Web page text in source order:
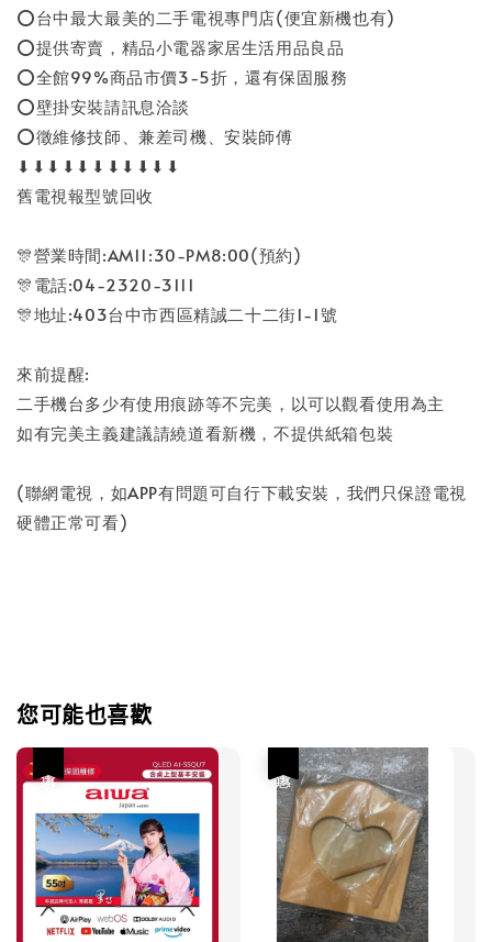
⭕台中最大最美的二手電視專門店(便宜新機也有)
⭕提供寄賣，精品小電器家居生活用品良品
⭕全館99%商品市價3-5折，還有保固服務
⭕壁掛安裝請訊息洽談
⭕徵維修技師、兼差司機、安裝師傅
⬇⬇⬇⬇⬇⬇⬇⬇⬇⬇⬇
舊電視報型號回收
🎊營業時間:AM11:30-PM8:00(預約)
🎊電話:04-2320-3111
🎊地址:403台中市西區精誠二十二街1-1號
來前提醒:
二手機台多少有使用痕跡等不完美，以可以觀看使用為主
如有完美主義建議請繞道看新機，不提供紙箱包裝
(聯網電視，如APP有問題可自行下載安裝，我們只保證電視
硬體正常可看)
您可能也喜歡